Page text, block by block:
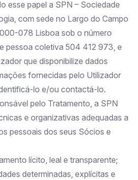
esse papel a SPN – Sociedade
com sede no Largo do Campo
078 Lisboa sob o número
pessoa coletiva 504 412 973, e
que disponibilize dados
fornecidas pelo Utilizador
lo e/ou contactá-lo.
pelo Tratamento, a SPN
e organizativas adequadas a
pessoais dos seus Sócios e
lícito, leal e transparente;
determinadas, explícitas e